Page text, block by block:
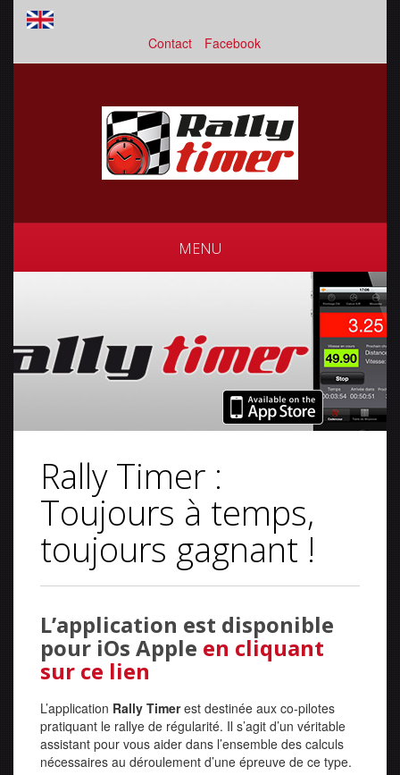
Contact Facebook
MENU
Rally Timer :
Toujours à temps,
toujours gagnant !
L’application est disponible
pour iOs Apple en cliquant
sur ce lien
L’application Rally Timerest destinée aux co-pilotes
pratiquant le rallye de régularité. Il s’agit d’un véritable
assistant pour vous aider dans l’ensemble des calculs
nécessaires au déroulement d’une épreuve de ce type.